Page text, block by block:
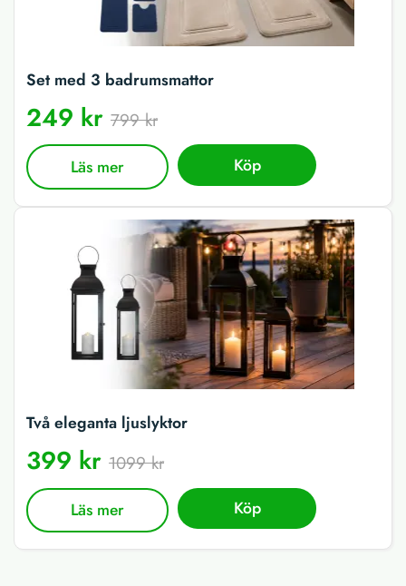
Set med 3 badrumsmattor
249 kr 799 kr
Läs mer Köp
Två eleganta ljuslyktor
399 kr 1099 kr
Läs mer Köp